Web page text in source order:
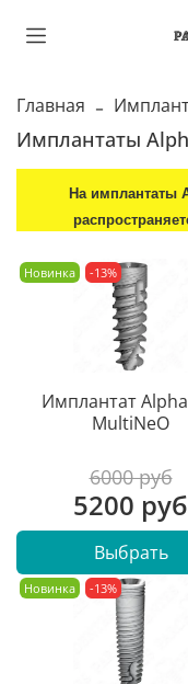
Главная
Имплантаты
На имплантаты
Новинка -13%
Имплантат
MultiNeO
6000 руб
5200 руб
Выбрать
Новинка -13%